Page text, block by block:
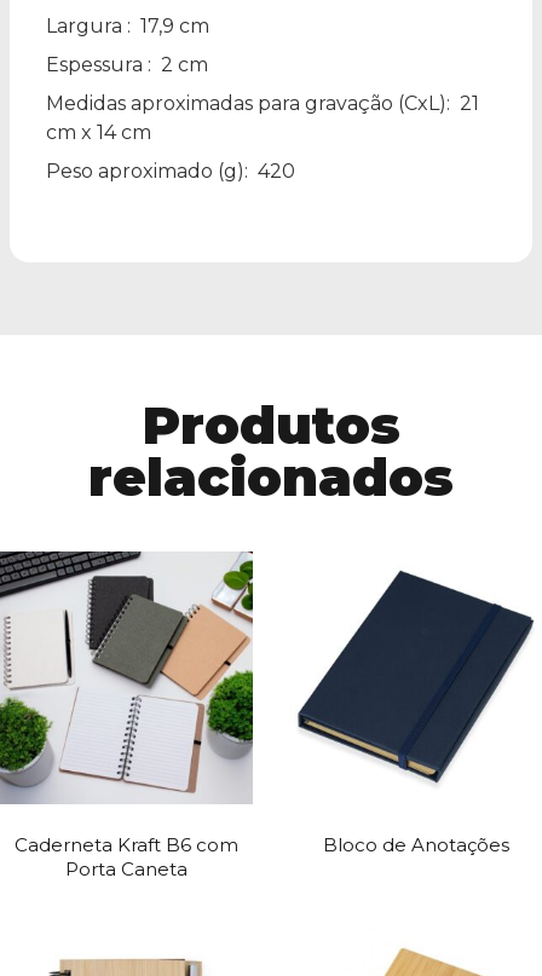
Largura : 17,9 cm
Espessura : 2 cm
Medidas aproximadas para gravação (CxL): 21
cm x 14 cm
Peso aproximado (g): 420
Produtos
relacionados
Caderneta Kraft B6 com
Porta Caneta
Bloco de Anotações